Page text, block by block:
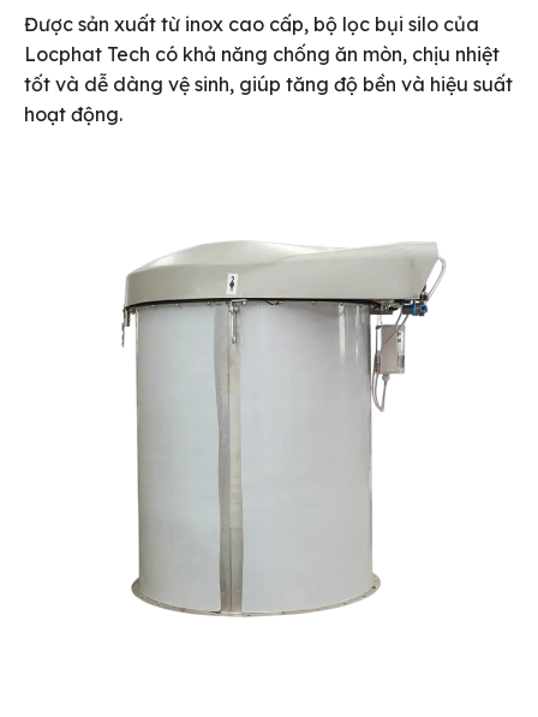
Được sản xuất từ inox cao cấp, bộ lọc bụi silo của
Locphat Tech có khả năng chống ăn mòn, chịu nhiệt
tốt và dễ dàng vệ sinh, giúp tăng độ bền và hiệu suất
hoạt động.